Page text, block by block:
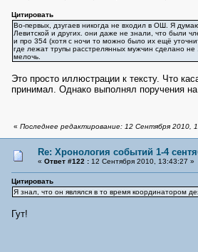
Цитировать
Во-первых, дзугаев никогда не входил в ОШ. Я
Левитской и других. они даже не знали, что были
и про 354 (хотя с ночи то можно было их ещё
где лежат трупы расстрелянных мужчин сделано
мелочь.
Это просто иллюстрации к тексту. Что
принимал. Однако выполнял поручения
« Последнее редактирование: 12 Сентября 2010,
Re: Хронология событий 1-4
« Ответ #122 :12 Сентября 2010, 13:43:27 »
Цитировать
Я знал, что он являлся в то время координатором
Гут!